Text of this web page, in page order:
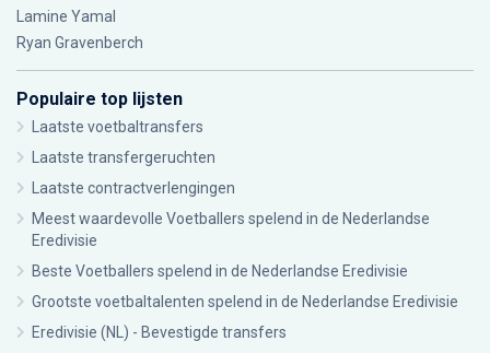
Lamine Yamal
Ryan Gravenberch
Populaire top lijsten
Laatste voetbaltransfers
Laatste transfergeruchten
Laatste contractverlengingen
Meest waardevolle Voetballers spelend in de Nederlandse
Eredivisie
Beste Voetballers spelend in de Nederlandse Eredivisie
Grootste voetbaltalenten spelend in de Nederlandse Eredivisie
Eredivisie (NL) - Bevestigde transfers